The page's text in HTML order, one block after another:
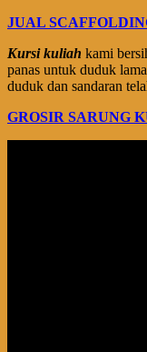
JUAL
Kursi kuliah kami
panas untuk duduk
duduk dan sandaran
GROSIR SARUNG